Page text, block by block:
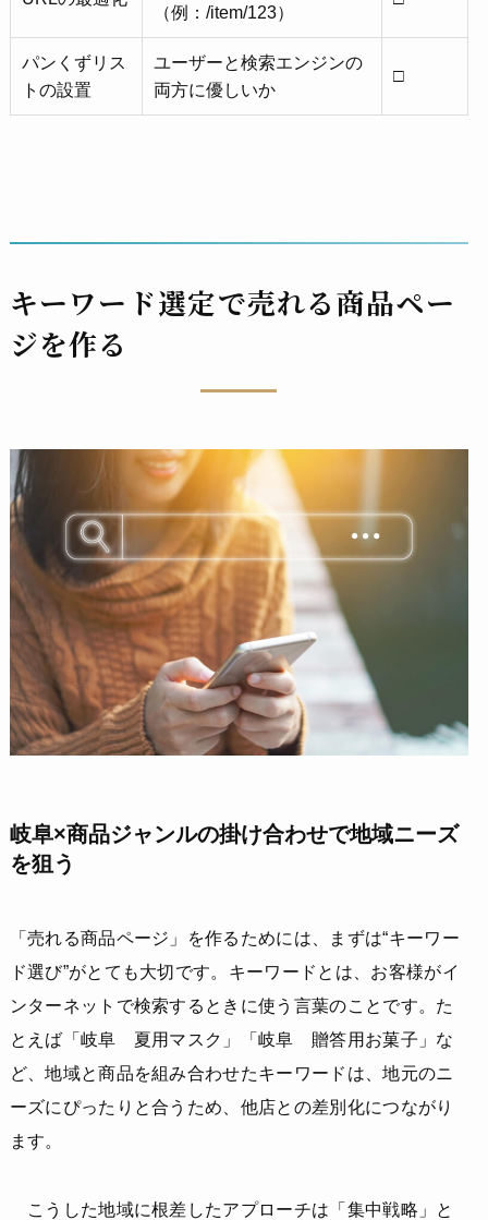
（例：/item/123）
パンくずリス
トの設置
ユーザーと検索エンジンの
両方に優しいか
□
キーワード選定で売れる商品ペー
ジを作る
岐阜×商品ジャンルの掛け合わせで地域ニーズ
を狙う
「売れる商品ページ」を作るためには、まずは“キーワー
ド選び”がとても大切です。キーワードとは、お客様がイ
ンターネットで検索するときに使う言葉のことです。た
とえば「岐阜 夏用マスク」「岐阜 贈答用お菓子」な
ど、地域と商品を組み合わせたキーワードは、地元のニ
ーズにぴったりと合うため、他店との差別化につながり
ます。
こうした地域に根差したアプローチは「集中戦略」と